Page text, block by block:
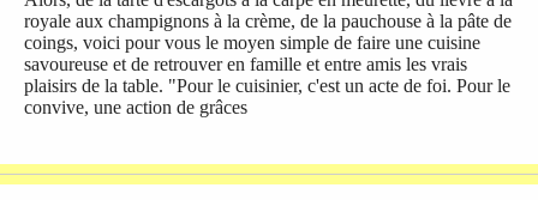
royale aux champignons à la crème, de la pauchouse à la pâte de
coings, voici pour vous le moyen simple de faire une cuisine
savoureuse et de retrouver en famille et entre amis les vrais
plaisirs de la table. "Pour le cuisinier, c'est un acte de foi. Pour le
convive, une action de grâces